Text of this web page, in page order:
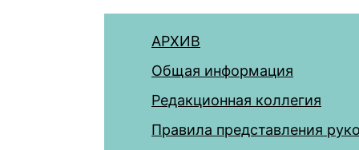
АРХИВ
Общая информация
Редакционная коллегия
Правила представления